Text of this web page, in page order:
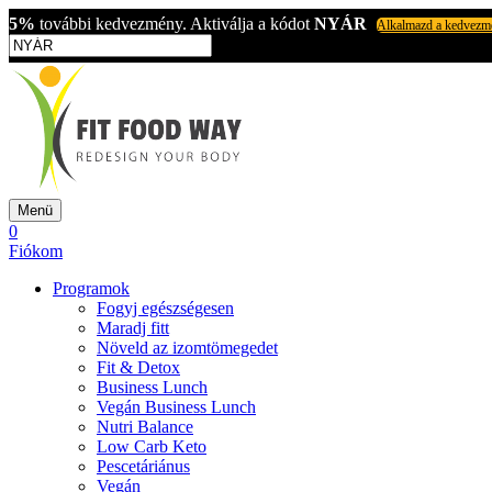
5% további kedvezmény. Aktiválja a kódot NYÁR Alkalmazd a
Menü
0
Fiókom
Programok
Fogyj egészségesen
Maradj fitt
Növeld az izomtömegedet
Fit & Detox
Business Lunch
Vegán Business Lunch
Nutri Balance
Low Carb Keto
Pescetáriánus
Vegán